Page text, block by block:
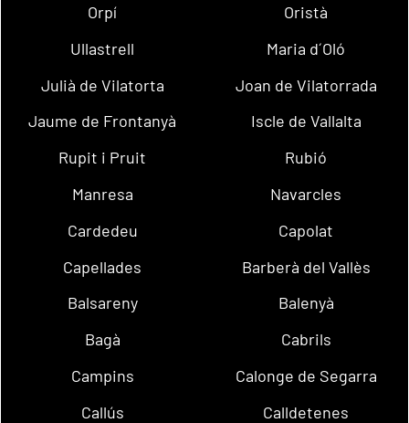
Orpí
Oristà
Ullastrell
Maria d´Oló
Julià de Vilatorta
Joan de Vilatorrada
Jaume de Frontanyà
Iscle de Vallalta
Rupit i Pruit
Rubió
Manresa
Navarcles
Cardedeu
Capolat
Capellades
Barberà del Vallès
Balsareny
Balenyà
Bagà
Cabrils
Campins
Calonge de Segarra
Callús
Calldetenes